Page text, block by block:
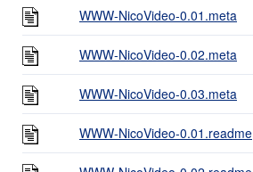
WWW-NicoVideo-0.01.meta
WWW-NicoVideo-0.02.meta
WWW-NicoVideo-0.03.meta
WWW-NicoVideo-0.01.readme